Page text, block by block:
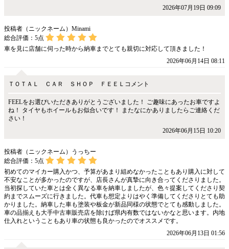
2026年07月19日 09:09
投稿者（ニックネーム）Minami
総合評価： 5点
車を見に店舗に伺った時から納車までとても親切に対応して頂きました！
2026年06月14日 08:11
ＴＯＴＡＬ ＣＡＲ ＳＨＯＰ ＦＥＥＬコメント
FEELをお選びいただきありがとうございました！ ご趣味にあったお車ですよ
ね！ タイヤもホイールもお似合いです！ またなにかありましたらご連絡くだ
さい！
2026年06月15日 10:20
投稿者（ニックネーム）うっちー
総合評価： 5点
初めてのマイカー購入かつ、予算があまり組めなかったこともあり購入に対して
不安なことが多かったのですが、店長さんが真摯に向き合ってくださりました。
当初探していた車とは全く異なる車を納車しましたが、色々提案してくださり契
約までスムーズに行きました。代車も想定よりはやく準備してくださりとても助
かりました。納車した車も塗装や板金が新品同様の状態でとても感動しました。
車の品揃えも大手中古車販売店を除けば県内有数ではないかなと思います。内地
仕入れということもあり車の状態も良かったのでオススメです。
2026年06月13日 01:56